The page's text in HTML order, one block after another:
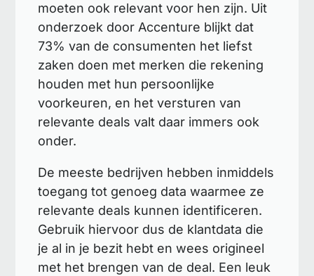
moeten ook relevant voor hen zijn. Uit
onderzoek door Accenture blijkt dat
73% van de consumenten het liefst
zaken doen met merken die rekening
houden met hun persoonlijke
voorkeuren, en het versturen van
relevante deals valt daar immers ook
onder.
De meeste bedrijven hebben inmiddels
toegang tot genoeg data waarmee ze
relevante deals kunnen identificeren.
Gebruik hiervoor dus de klantdata die
je al in je bezit hebt en wees origineel
met het brengen van de deal. Een leuk